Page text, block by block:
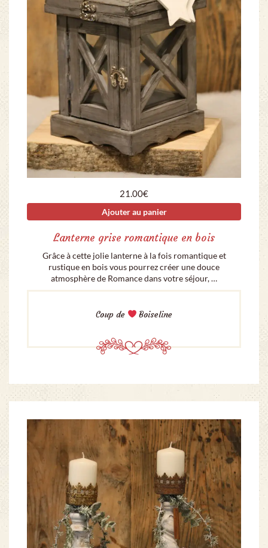
21.00€
Ajouter au panier
Lanterne grise romantique en bois
Grâce à cette jolie lanterne à la fois romantique et
rustique en bois vous pourrez créer une douce
atmosphère de Romance dans votre séjour, …
Coup de Boiseline